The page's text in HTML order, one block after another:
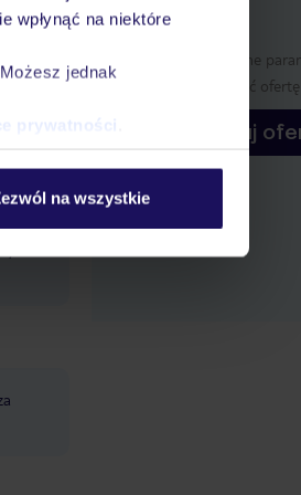
wpłynąć na niektóre
jednak
prywatności
na wszystkie
wodą,
Określ poszczególne
wyświetlić ofertę
Konfiguruj